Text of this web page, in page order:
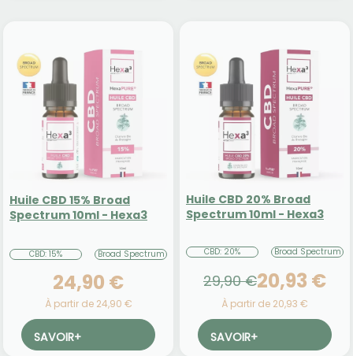
Huile CBD 15% Broad
Spectrum 10ml - Hexa3
CBD: 15% Broad Spectrum
24,90 €
À partir de 24,90 €
SAVOIR+
Huile CBD 20% Broad
Spectrum 10ml - Hexa3
CBD: 20% Broad Spectrum
29,90 €20,93 €
À partir de 20,93 €
SAVOIR+